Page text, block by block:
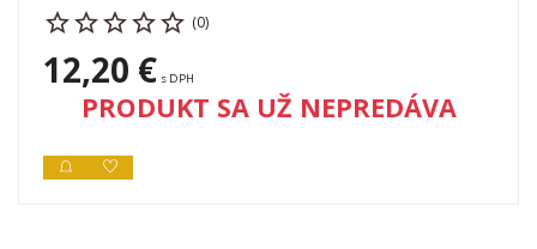
(0)
12,20 € s DPH
PRODUKT SA UŽ NEPREDÁVA